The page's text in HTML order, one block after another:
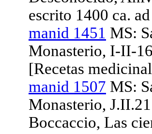
escrito 1400 ca.
manid 1451 MS:
Monasterio, I-II-
[Recetas
manid 1507 MS:
Monasterio,
Boccaccio, Las